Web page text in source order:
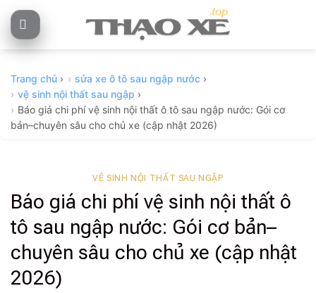
Skip
to
Trang chủ › sửa xe ô tô sau ngập nước ›
vệ sinh nội thất sau ngập ›
Báo giá chi phí vệ sinh nội thất ô tô sau ngập nước: Gói cơ
bản–chuyên sâu cho chủ xe (cập nhật 2026)
VỆ SINH NỘI THẤT SAU NGẬP
Báo giá chi phí vệ sinh nội thất ô
tô sau ngập nước: Gói cơ bản–
chuyên sâu cho chủ xe (cập nhật
2026)